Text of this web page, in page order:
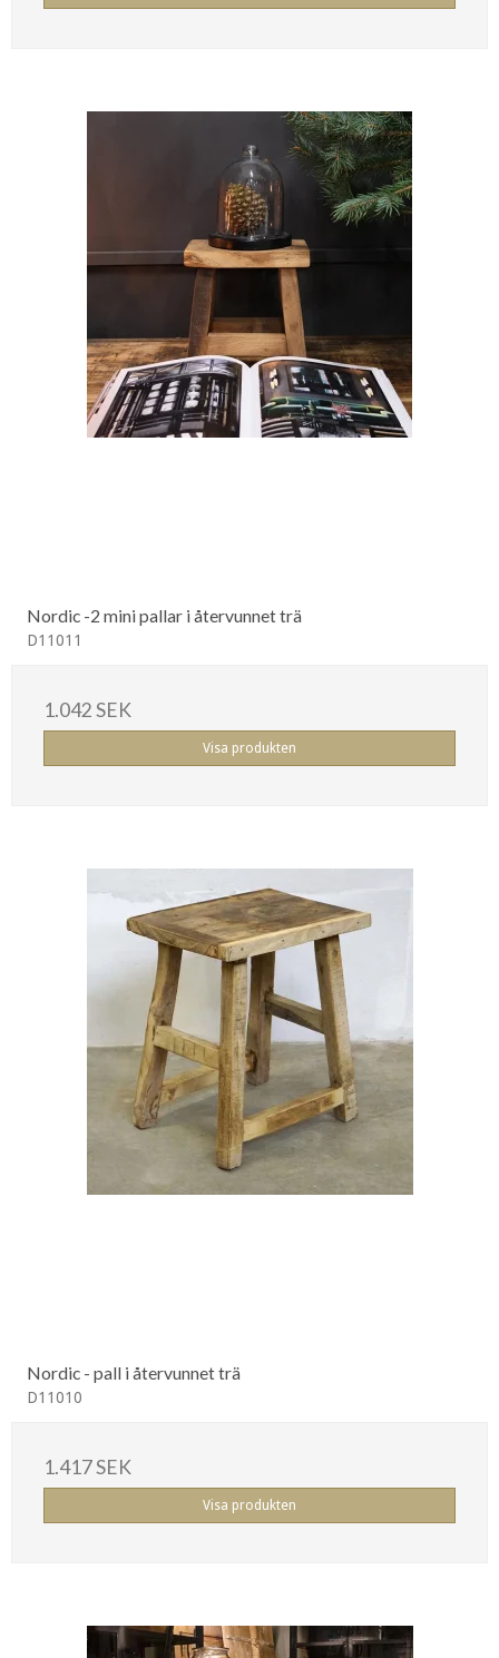
Nordic -2 mini pallar i återvunnet trä
D11011
1.042 SEK
Visa produkten
Nordic - pall i återvunnet trä
D11010
1.417 SEK
Visa produkten